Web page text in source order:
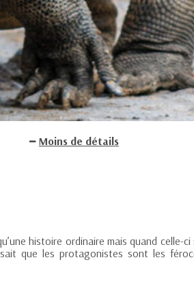
Moins de détails
histoire ordinaire mais quand celle-ci
que les protagonistes sont les